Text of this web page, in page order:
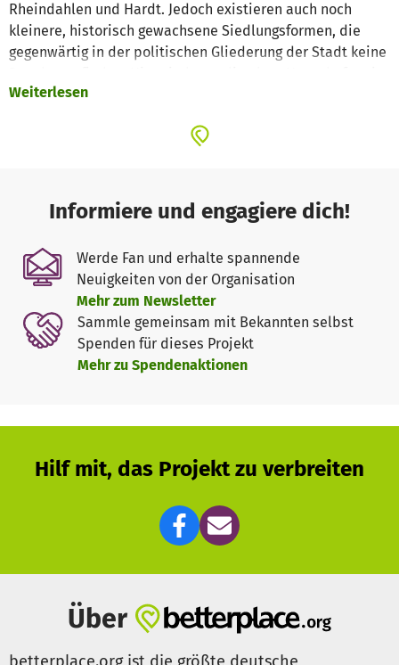
Rheindahlen und Hardt. Jedoch existieren auch noch
kleinere, historisch gewachsene Siedlungsformen, die
gegenwärtig in der politischen Gliederung der Stadt keine
Stadtgebiet zu nennen.
Insbesondere im Westen der Stadt Mönchengladbach
unterschiedlich. Einige blieben über eine lange Zeit
beinahe unverändert, aus anderen wurden regelrechte
Dörfer, die nicht selten später mit anderen ähnlichen
Dörfern, Honschaften oder der Zentralagglomeration
verschmolzen. Diese zuletzt genannte Entwicklung setzt
sich weiter fort.
Das hier präsentierte Projekt soll die noch bestehenden
und ehemaligen Honschaften steckbriefartig erfassen und
angefertigt werden.
Das Projekt dient der Feststellung der gegenwärtigen
städtischen Entwicklung Mönchengladbachs, bezogen auf
die Honschaften im Stadtgebiet. Es soll den Status Quo
mit Daten und im Bild festhalten, so dass in der Zukunft
Identifikation der Mönchengladbacher mit ihrer Stadt und
insbesondere die Identifikation der Bewohner der
Honschaften mit ihrem Wohnort, seiner näheren
Weiterlesen
Informiere und engagiere dich!
Werde Fan und erhalte spannende
Neuigkeiten von der Organisation
Mehr zum Newsletter
Sammle gemeinsam mit Bekannten selbst
Spenden für dieses Projekt
Mehr zu Spendenaktionen
Hilf mit, das Projekt zu verbreiten
Über